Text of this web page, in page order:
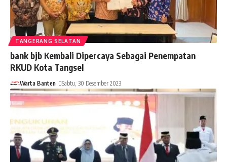
TANGERANG SELATAN
bank bjb Kembali Dipercaya Sebagai Penempatan
RKUD Kota Tangsel
Warta Banten Sabtu, 30 Desember 2023